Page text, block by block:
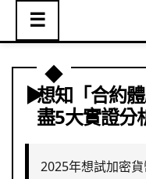
☰
想知「合約
盡5大實證分
2025年想試加密